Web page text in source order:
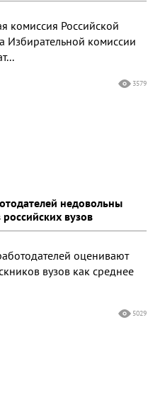
комиссия Российской
комиссии
3579
недовольны
вузов
оценивают
вузов как среднее
5029